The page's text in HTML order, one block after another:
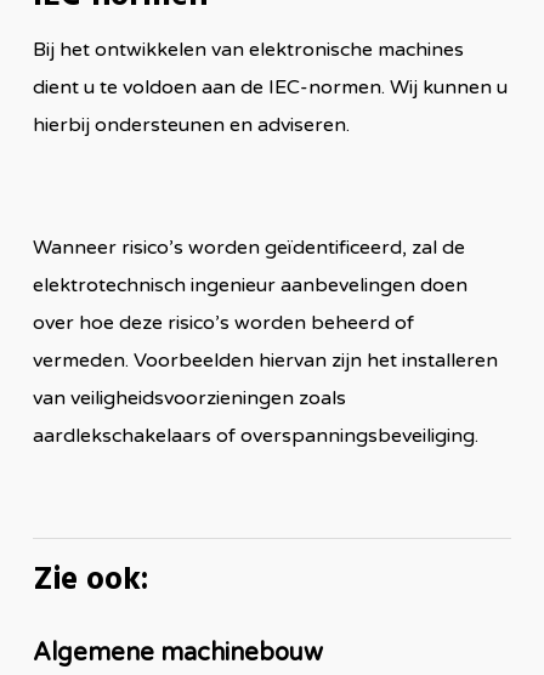
Bij het ontwikkelen van elektronische machines
dient u te voldoen aan de IEC-normen. Wij kunnen u
hierbij ondersteunen en adviseren.
Wanneer risico’s worden geïdentificeerd, zal de
elektrotechnisch ingenieur aanbevelingen doen
over hoe deze risico’s worden beheerd of
vermeden. Voorbeelden hiervan zijn het installeren
van veiligheidsvoorzieningen zoals
aardlekschakelaars of overspanningsbeveiliging.
Zie ook:
Algemene machinebouw